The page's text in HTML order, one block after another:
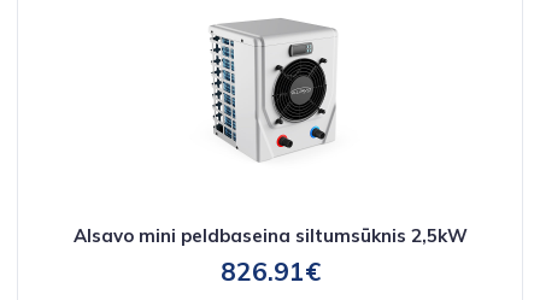
Alsavo mini peldbaseina siltumsūknis 2,5kW
826.91€